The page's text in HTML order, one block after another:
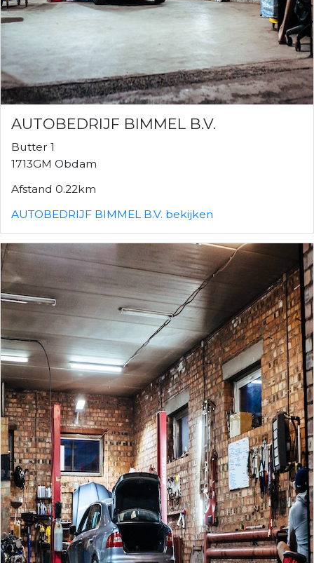
AUTOBEDRIJF BIMMEL B.V.
Butter 1
1713GM Obdam
Afstand 0.22km
AUTOBEDRIJF BIMMEL B.V. bekijken